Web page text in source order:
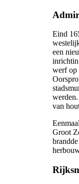
Eind
een
werf op
van
Groot